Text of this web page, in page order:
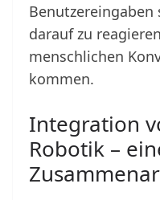
Benutzereingaben
darauf zu
menschlichen
kommen.
Integration
Robotik –